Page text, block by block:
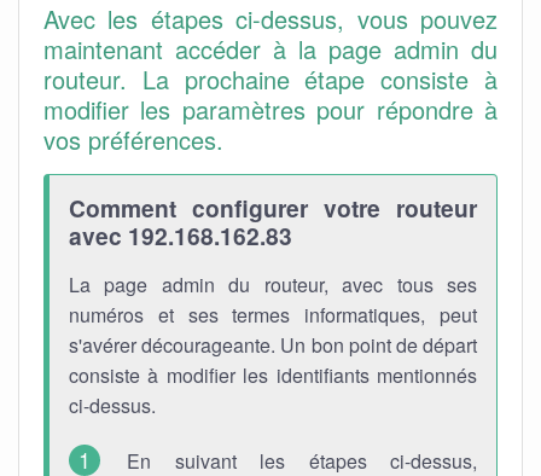
Avec les étapes ci-dessus, vous pouvez
maintenant accéder à la page admin du
routeur. La prochaine étape consiste à
modifier les paramètres pour répondre à
vos préférences.
Comment configurer votre routeur
avec 192.168.162.83
La page admin du routeur, avec tous ses
numéros et ses termes informatiques, peut
s'avérer décourageante. Un bon point de départ
consiste à modifier les identifiants mentionnés
ci-dessus.
En suivant les étapes ci-dessus,